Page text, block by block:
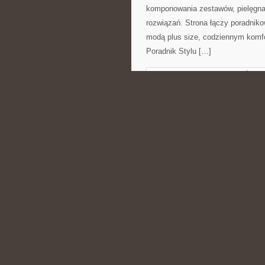
komponowania zestawów,
rozwiązań. Strona łączy
modą plus size, codziennym
Poradnik Stylu […]